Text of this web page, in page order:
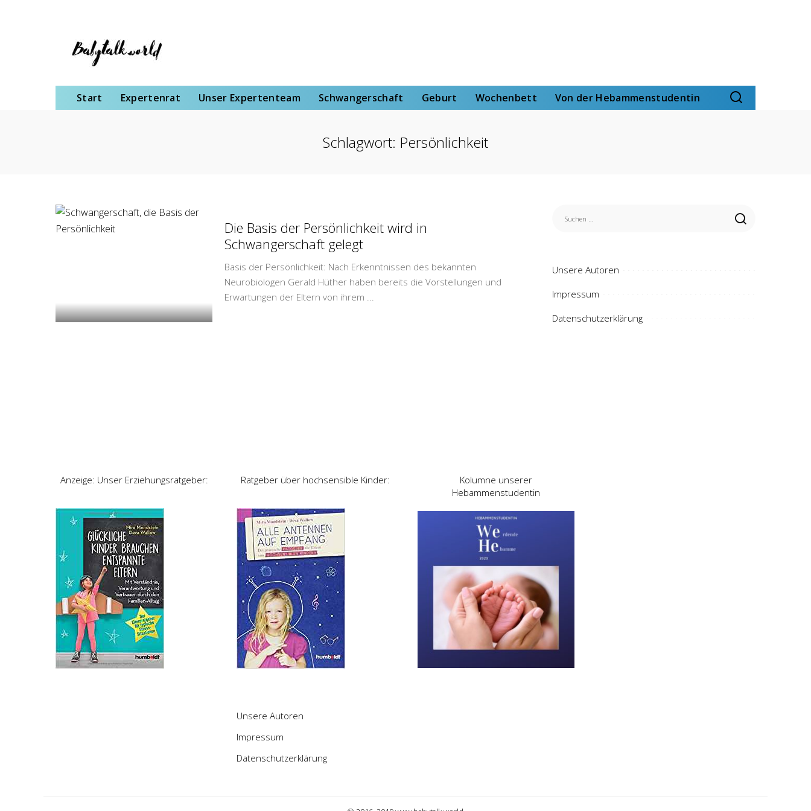
Start Expertenrat Unser Expertenteam Schwangerschaft Geburt Wochenbett Von der Hebammenstudentin
Schlagwort: Persönlichkeit
Die Basis der Persönlichkeit wird in
Schwangerschaft gelegt
Basis der Persönlichkeit: Nach Erkenntnissen des bekannten
Neurobiologen Gerald Hüther haben bereits die Vorstellungen und
Erwartungen der Eltern von ihrem
Unsere Autoren
Impressum
Datenschutzerklärung
Anzeige: Unser Erziehungsratgeber: Ratgeber über hochsensible Kinder:
Unsere Autoren
Impressum
Datenschutzerklärung
Kolumne unserer
Hebammenstudentin